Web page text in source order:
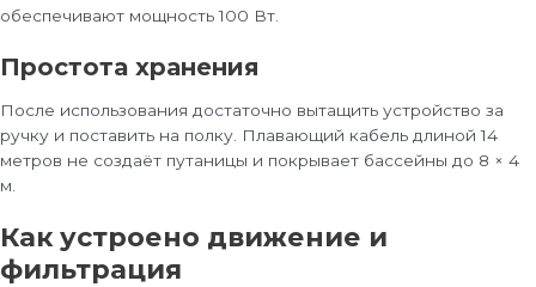
обеспечивают мощность 100 Вт.
Простота хранения
После использования достаточно вытащить устройство за
ручку и поставить на полку. Плавающий кабель длиной 14
метров не создаёт путаницы и покрывает бассейны до 8 × 4
м.
Как устроено движение и
фильтрация